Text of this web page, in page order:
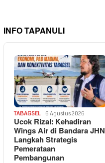
INFO TAPANULI
TABAGSEL 6 Agustus 2026
Ucok Rizal: Kehadiran
Wings Air di Bandara JHN
Langkah Strategis
Pemerataan
Pembangunan